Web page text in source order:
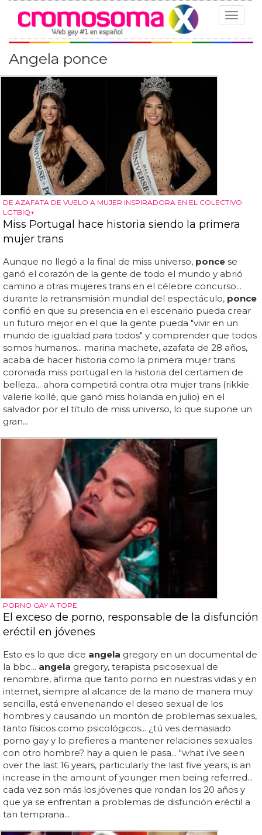
Toggle
Angela ponce
DE AZAFATA DE VUELO A MUJER INSPIRADORA EN EL COLECTIVO
LGTBIQ+
Miss Portugal hace historia siendo la primera
mujer trans
Aunque no llegó a la final de miss universo, ponce se
ganó el corazón de la gente de todo el mundo y abrió
camino a otras mujeres trans en el célebre concurso...
durante la retransmisión mundial del espectáculo, ponce
confió en que su presencia en el escenario pueda crear
un futuro mejor en el que la gente pueda "vivir en un
mundo de igualdad para todos" y comprender que todos
somos humanos... marina machete, azafata de 28 años,
acaba de hacer historia como la primera mujer trans
coronada miss portugal en la historia del certamen de
belleza... ahora competirá contra otra mujer trans (rikkie
valerie kollé, que ganó miss holanda en julio) en el
salvador por el título de miss universo, lo que supone un
gran...
PORNO GAY A TOPE
El exceso de porno, responsable de la disfunción
eréctil en jóvenes
Esto es lo que dice angela gregory en un documental de
la bbc... angela gregory, terapista psicosexual de
renombre, afirma que tanto porno en nuestras vidas y en
internet, siempre al alcance de la mano de manera muy
sencilla, está envenenando el deseo sexual de los
hombres y causando un montón de problemas sexuales,
tanto físicos como psicológicos... ¿tú ves demasiado
porno gay y lo prefieres a mantener relaciones sexuales
con otro hombre? hay a quien le pasa... "what i’ve seen
over the last 16 years, particularly the last five years, is an
increase in the amount of younger men being referred...
cada vez son más los jóvenes que rondan los 20 años y
que ya se enfrentan a problemas de disfunción eréctil a
tan temprana...